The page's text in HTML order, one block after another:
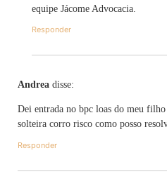
equipe Jácome Advocacia.
Responder
Andrea disse:
Dei entrada no bpc loas do meu
solteira corro risco como posso
Responder